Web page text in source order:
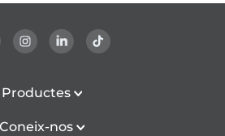
Productes
Coneix-nos